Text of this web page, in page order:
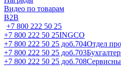
Видео по товарам
B2B
+7 800 222 50 25
+7 800 222 50 25INGCO
+7 800 222 50 25 доб.704Отдел
+7 800 222 50 25 доб.703
+7 800 222 50 25 доб.708